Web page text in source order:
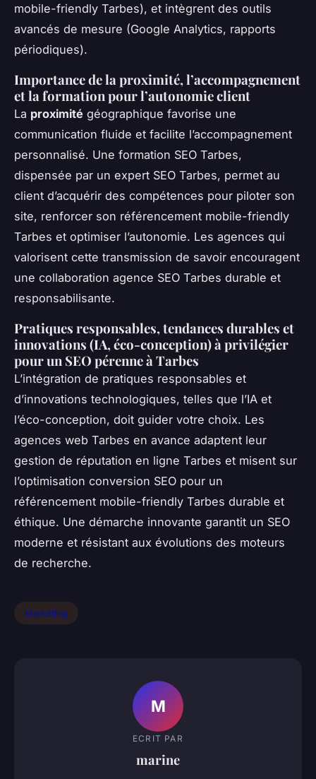
mobile-friendly Tarbes), et intègrent des outils
avancés de mesure (Google Analytics, rapports
périodiques).
Importance de la proximité, l’accompagnement
et la formation pour l’autonomie client
La proximité géographique favorise une
communication fluide et facilite l’accompagnement
personnalisé. Une formation SEO Tarbes,
dispensée par un expert SEO Tarbes, permet au
client d’acquérir des compétences pour piloter son
site, renforcer son référencement mobile-friendly
Tarbes et optimiser l’autonomie. Les agences qui
valorisent cette transmission de savoir encouragent
une collaboration agence SEO Tarbes durable et
responsabilisante.
Pratiques responsables, tendances durables et
innovations (IA, éco-conception) à privilégier
pour un SEO pérenne à Tarbes
L’intégration de pratiques responsables et
d’innovations technologiques, telles que l’IA et
l’éco-conception, doit guider votre choix. Les
agences web Tarbes en avance adaptent leur
gestion de réputation en ligne Tarbes et misent sur
l’optimisation conversion SEO pour un
référencement mobile-friendly Tarbes durable et
éthique. Une démarche innovante garantit un SEO
moderne et résistant aux évolutions des moteurs
de recherche.
Marketing
M
ECRIT PAR
marine